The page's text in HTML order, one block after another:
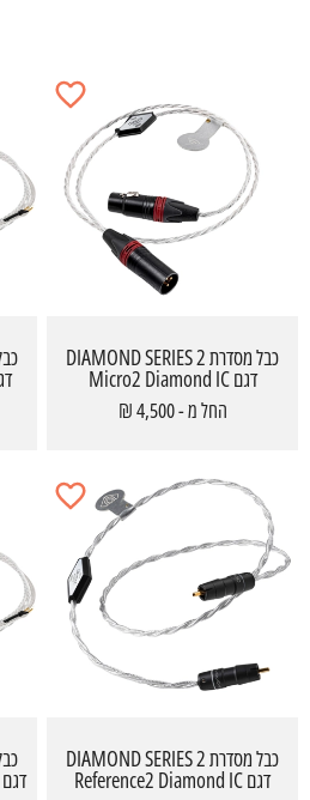
כבל מסדרת DIAMOND SERIES 2
דגם Micro2 Diamond IC
החל מ - 4,500 ₪
כבל מסדרת DIAMOND SERIES 2
דגם Reference2 Diamond IC